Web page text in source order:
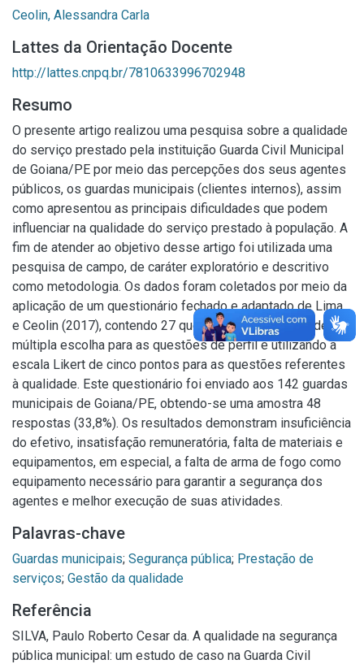
Ceolin, Alessandra Carla
Lattes da Orientação Docente
http://lattes.cnpq.br/7810633996702948
Resumo
O presente artigo realizou uma pesquisa sobre a qualidade
do serviço prestado pela instituição Guarda Civil Municipal
de Goiana/PE por meio das percepções dos seus agentes
públicos, os guardas municipais (clientes internos), assim
como apresentou as principais dificuldades que podem
influenciar na qualidade do serviço prestado à população. A
fim de atender ao objetivo desse artigo foi utilizada uma
pesquisa de campo, de caráter exploratório e descritivo
como metodologia. Os dados foram coletados por meio da
aplicação de um questionário fechado e adaptado de Lima
e Ceolin (2017), contendo 27 questões, sendo estas de
múltipla escolha para as questões de perfil e utilizando a
escala Likert de cinco pontos para as questões referentes
à qualidade. Este questionário foi enviado aos 142 guardas
municipais de Goiana/PE, obtendo-se uma amostra 48
respostas (33,8%). Os resultados demonstram insuficiência
do efetivo, insatisfação remuneratória, falta de materiais e
equipamentos, em especial, a falta de arma de fogo como
equipamento necessário para garantir a segurança dos
agentes e melhor execução de suas atividades.
Palavras-chave
Guardas municipais; Segurança pública; Prestação de
serviços; Gestão da qualidade
Referência
SILVA, Paulo Roberto Cesar da. A qualidade na segurança
pública municipal: um estudo de caso na Guarda Civil